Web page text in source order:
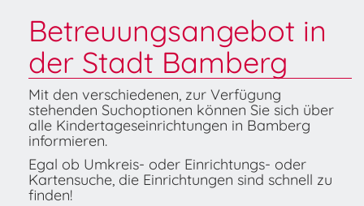
Betreuungsangebot in
der Stadt Bamberg
Mit den verschiedenen, zur Verfügung
stehenden Suchoptionen können Sie sich über
alle Kindertageseinrichtungen in Bamberg
informieren.
Egal ob Umkreis- oder Einrichtungs- oder
Kartensuche, die Einrichtungen sind schnell zu
finden!